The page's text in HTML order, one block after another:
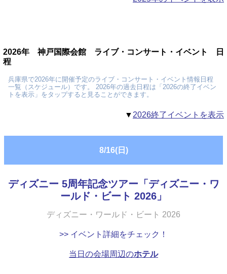
2026年 神戸国際会館 ライブ・コンサート・イベント 日
程
兵庫県で2026年に開催予定のライブ・コンサート・イベント情報日程
一覧（スケジュール）です。 2026年の過去日程は「2026の終了イベン
トを表示」をタップすると見ることができます。
▼ 2026終了イベントを表示
8/16(日)
ディズニー 5周年記念ツアー「ディズニー・ワ
ールド・ビート 2026」
ディズニー・ワールド・ビート 2026
>> イベント詳細をチェック！
当日の会場周辺のホテル